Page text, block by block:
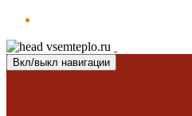
Вкл/выкл навигации